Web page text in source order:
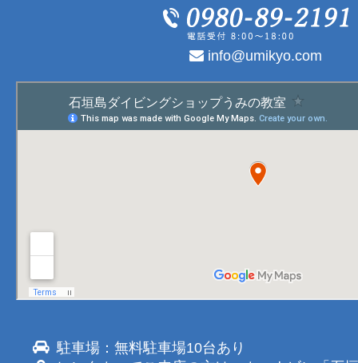
info@umikyo.com
駐車場：無料駐車場10台あり